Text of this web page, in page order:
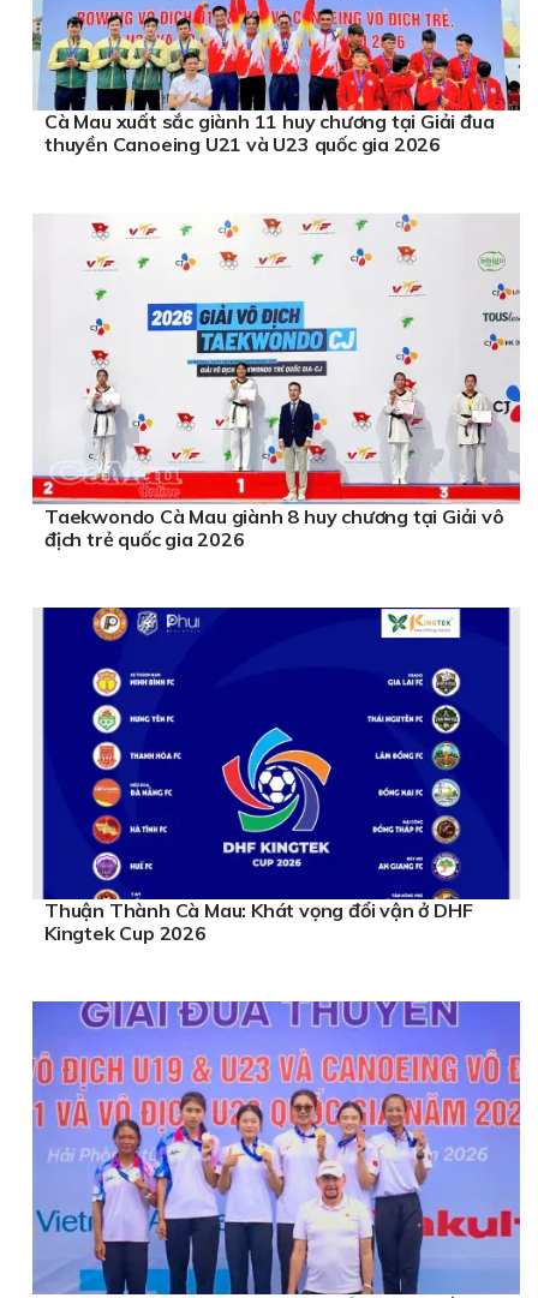
Cà Mau xuất sắc giành 11 huy chương tại Giải đua
thuyền Canoeing U21 và U23 quốc gia 2026
Taekwondo Cà Mau giành 8 huy chương tại Giải vô
địch trẻ quốc gia 2026
Thuận Thành Cà Mau: Khát vọng đổi vận ở DHF
Kingtek Cup 2026